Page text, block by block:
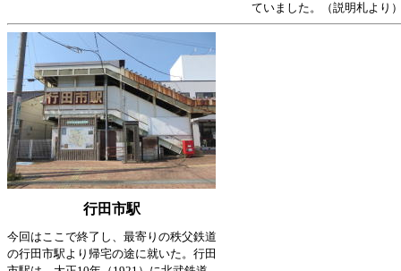
ていました。（説明札より
行田市駅
今回はここで終了し、最寄りの秩父鉄道
の行田市駅より帰宅の途に就いた。行田